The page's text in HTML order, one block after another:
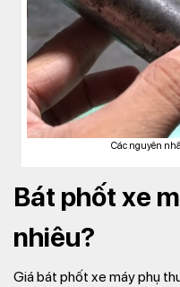
Các nguyên
Bát phốt xe
nhiêu?
Giá bát phốt xe máy phụ